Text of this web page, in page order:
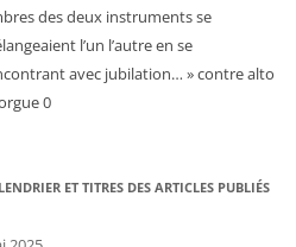
des deux instruments se
l’un l’autre en se
avec jubilation… » contre alto
0
ET TITRES DES ARTICLES PUBLIÉS